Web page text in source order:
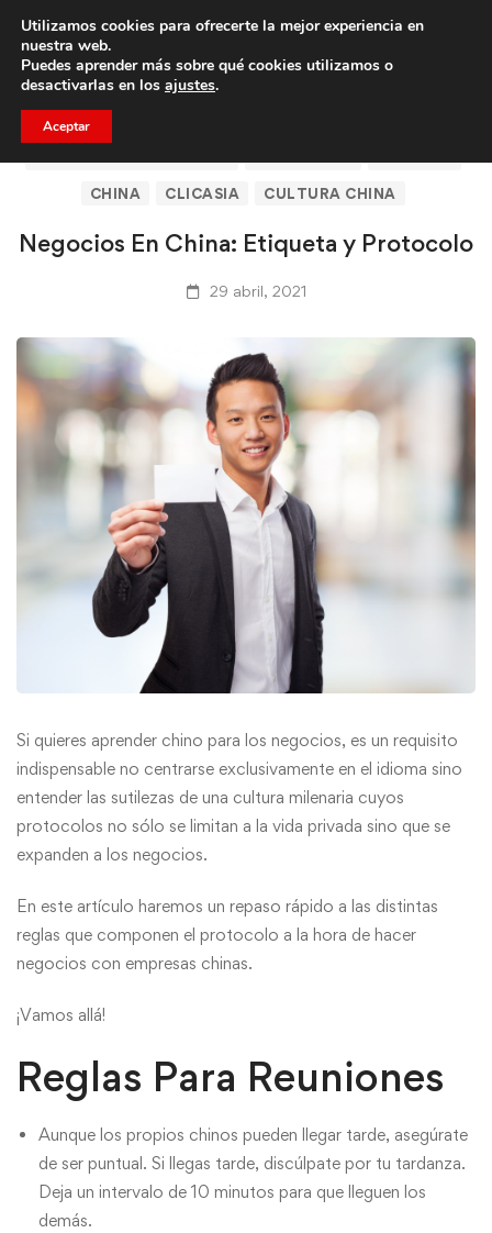
Trae a un amigo y llevaos un total de 75€ de descuento.
CHINA
CLICASIA CULTURA CHINA
Negocios En China: Etiqueta y Protocolo
29 abril, 2021
Si quieres aprender chino para los negocios, es un requisito
indispensable no centrarse exclusivamente en el idioma sino
entender las sutilezas de una cultura milenaria cuyos
protocolos no sólo se limitan a la vida privada sino que se
expanden a los negocios.
En este artículo haremos un repaso rápido a las distintas
reglas que componen el protocolo a la hora de hacer
negocios con empresas chinas.
¡Vamos allá!
Reglas Para Reuniones
Aunque los propios chinos pueden llegar tarde, asegúrate
de ser puntual. Si llegas tarde, discúlpate por tu tardanza.
Deja un intervalo de 10 minutos para que lleguen los
demás.
Utilizamos cookies para ofrecerte la mejor experiencia en
nuestra web.
Puedes aprender más sobre qué cookies utilizamos o
desactivarlas en los ajustes.
Aceptar